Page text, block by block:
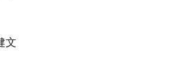
文